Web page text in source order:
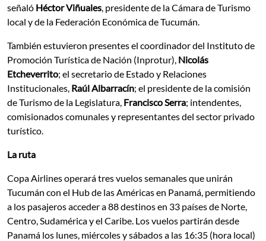
señaló Héctor Viñuales , presidente de la Cámara de Turismo
local y de la Federación Económica de Tucumán.
También estuvieron presentes el coordinador del Instituto de
Promoción Turística de Nación (Inprotur), Nicolás
Etcheverrito; el secretario de Estado y Relaciones
Institucionales, Raúl Albarracín; el presidente de la comisión
de Turismo de la Legislatura, Francisco Serra; intendentes,
comisionados comunales y representantes del sector privado
turístico.
La ruta
Copa Airlines operará tres vuelos semanales que unirán
Tucumán con el Hub de las Américas en Panamá, permitiendo
a los pasajeros acceder a 88 destinos en 33 países de Norte,
Centro, Sudamérica y el Caribe. Los vuelos partirán desde
Panamá los lunes, miércoles y sábados a las 16:35 (hora local)